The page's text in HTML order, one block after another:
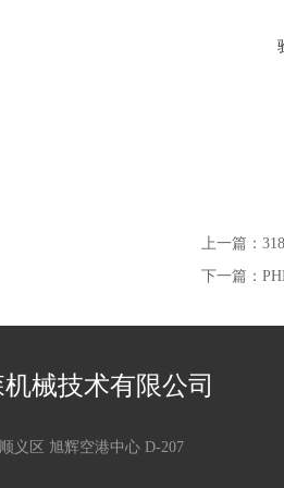
上一篇：
下一篇：
械技术有限公司
义区 旭辉空港中心 D-207